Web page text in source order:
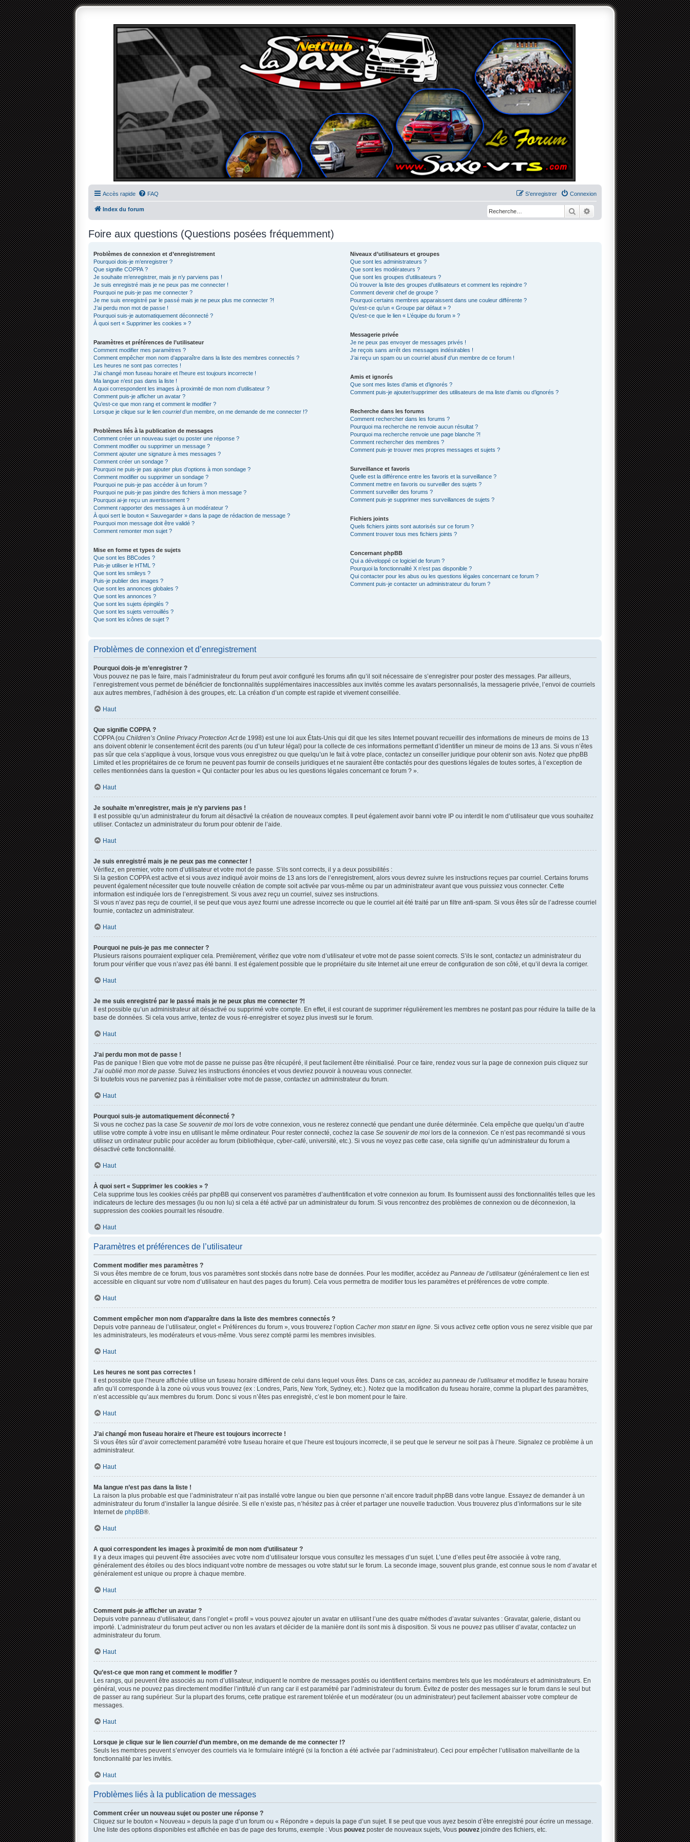
Accès rapide FAQ Connexion
S’enregistrer
Index du forum RechercherRecherche avancée
Foire aux questions (Questions posées fréquemment)
Problèmes de connexion et d’enregistrement
Pourquoi dois-je m’enregistrer ?
Que signifie COPPA ?
Je souhaite m’enregistrer, mais je n’y parviens pas !
Je suis enregistré mais je ne peux pas me connecter !
Pourquoi ne puis-je pas me connecter ?
Je me suis enregistré par le passé mais je ne peux plus me connecter ?!
J’ai perdu mon mot de passe !
Pourquoi suis-je automatiquement déconnecté ?
À quoi sert « Supprimer les cookies » ?
Paramètres et préférences de l’utilisateur
Comment modifier mes paramètres ?
Comment empêcher mon nom d’apparaître dans la liste des membres connectés ?
Les heures ne sont pas correctes !
J’ai changé mon fuseau horaire et l’heure est toujours incorrecte !
Ma langue n’est pas dans la liste !
A quoi correspondent les images à proximité de mon nom d’utilisateur ?
Comment puis-je afficher un avatar ?
Qu’est-ce que mon rang et comment le modifier ?
Lorsque je clique sur le lien courrield’un membre, on me demande de me connecter !?
Problèmes liés à la publication de messages
Comment créer un nouveau sujet ou poster une réponse ?
Comment modifier ou supprimer un message ?
Comment ajouter une signature à mes messages ?
Comment créer un sondage ?
Pourquoi ne puis-je pas ajouter plus d’options à mon sondage ?
Comment modifier ou supprimer un sondage ?
Pourquoi ne puis-je pas accéder à un forum ?
Pourquoi ne puis-je pas joindre des fichiers à mon message ?
Pourquoi ai-je reçu un avertissement ?
Comment rapporter des messages à un modérateur ?
À quoi sert le bouton « Sauvegarder » dans la page de rédaction de message ?
Pourquoi mon message doit être validé ?
Comment remonter mon sujet ?
Mise en forme et types de sujets
Que sont les BBCodes ?
Puis-je utiliser le HTML ?
Que sont les smileys ?
Puis-je publier des images ?
Que sont les annonces globales ?
Que sont les annonces ?
Que sont les sujets épinglés ?
Que sont les sujets verrouillés ?
Que sont les icônes de sujet ?
Niveaux d’utilisateurs et groupes
Que sont les administrateurs ?
Que sont les modérateurs ?
Que sont les groupes d’utilisateurs ?
Où trouver la liste des groupes d’utilisateurs et comment les rejoindre ?
Comment devenir chef de groupe ?
Pourquoi certains membres apparaissent dans une couleur différente ?
Qu’est-ce qu’un « Groupe par défaut » ?
Qu’est-ce que le lien « L’équipe du forum » ?
Messagerie privée
Je ne peux pas envoyer de messages privés !
Je reçois sans arrêt des messages indésirables !
J’ai reçu un spam ou un courriel abusif d’un membre de ce forum !
Amis et ignorés
Que sont mes listes d’amis et d’ignorés ?
Comment puis-je ajouter/supprimer des utilisateurs de ma liste d’amis ou d’ignorés ?
Recherche dans les forums
Comment rechercher dans les forums ?
Pourquoi ma recherche ne renvoie aucun résultat ?
Pourquoi ma recherche renvoie une page blanche ?!
Comment rechercher des membres ?
Comment puis-je trouver mes propres messages et sujets ?
Surveillance et favoris
Quelle est la différence entre les favoris et la surveillance ?
Comment mettre en favoris ou surveiller des sujets ?
Comment surveiller des forums ?
Comment puis-je supprimer mes surveillances de sujets ?
Fichiers joints
Quels fichiers joints sont autorisés sur ce forum ?
Comment trouver tous mes fichiers joints ?
Concernant phpBB
Qui a développé ce logiciel de forum ?
Pourquoi la fonctionnalité X n’est pas disponible ?
Qui contacter pour les abus ou les questions légales concernant ce forum ?
Comment puis-je contacter un administrateur du forum ?
Problèmes de connexion et d’enregistrement
Pourquoi dois-je m’enregistrer ?
Vous pouvez ne pas le faire, mais l’administrateur du forum peut avoir configuré les forums afin qu’il soit nécessaire de s’enregistrer pour poster des messages. Par ailleurs,
l’enregistrement vous permet de bénéficier de fonctionnalités supplémentaires inaccessibles aux invités comme les avatars personnalisés, la messagerie privée, l’envoi de courriels
aux autres membres, l’adhésion à des groupes, etc. La création d’un compte est rapide et vivement conseillée.
Haut
Que signifie COPPA ?
COPPA (ou Children’s Online Privacy Protection Actde 1998) est une loi aux États-Unis qui dit que les sites Internet pouvant recueillir des informations de mineurs de moins de 13
ans doivent obtenir le consentement écrit des parents (ou d’un tuteur légal) pour la collecte de ces informations permettant d’identifier un mineur de moins de 13 ans. Si vous n’êtes
pas sûr que cela s’applique à vous, lorsque vous vous enregistrez ou que quelqu’un le fait à votre place, contactez un conseiller juridique pour obtenir son avis. Notez que phpBB
Limited et les propriétaires de ce forum ne peuvent pas fournir de conseils juridiques et ne sauraient être contactés pour des questions légales de toutes sortes, à l’exception de
celles mentionnées dans la question « Qui contacter pour les abus ou les questions légales concernant ce forum ? ».
Haut
Je souhaite m’enregistrer, mais je n’y parviens pas !
Il est possible qu’un administrateur du forum ait désactivé la création de nouveaux comptes. Il peut également avoir banni votre IP ou interdit le nom d’utilisateur que vous souhaitez
utiliser. Contactez un administrateur du forum pour obtenir de l’aide.
Haut
Je suis enregistré mais je ne peux pas me connecter !
Vérifiez, en premier, votre nom d’utilisateur et votre mot de passe. S’ils sont corrects, il y a deux possibilités :
Si la gestion COPPA est active et si vous avez indiqué avoir moins de 13 ans lors de l’enregistrement, alors vous devrez suivre les instructions reçues par courriel. Certains forums
peuvent également nécessiter que toute nouvelle création de compte soit activée par vous-même ou par un administrateur avant que vous puissiez vous connecter. Cette
information est indiquée lors de l’enregistrement. Si vous avez reçu un courriel, suivez ses instructions.
Si vous n’avez pas reçu de courriel, il se peut que vous ayez fourni une adresse incorrecte ou que le courriel ait été traité par un filtre anti-spam. Si vous êtes sûr de l’adresse courriel
fournie, contactez un administrateur.
Haut
Pourquoi ne puis-je pas me connecter ?
Plusieurs raisons pourraient expliquer cela. Premièrement, vérifiez que votre nom d’utilisateur et votre mot de passe soient corrects. S’ils le sont, contactez un administrateur du
forum pour vérifier que vous n’avez pas été banni. Il est également possible que le propriétaire du site Internet ait une erreur de configuration de son côté, et qu’il devra la corriger.
Haut
Je me suis enregistré par le passé mais je ne peux plus me connecter ?!
Il est possible qu’un administrateur ait désactivé ou supprimé votre compte. En effet, il est courant de supprimer régulièrement les membres ne postant pas pour réduire la taille de la
base de données. Si cela vous arrive, tentez de vous ré-enregistrer et soyez plus investi sur le forum.
Haut
J’ai perdu mon mot de passe !
Pas de panique ! Bien que votre mot de passe ne puisse pas être récupéré, il peut facilement être réinitialisé. Pour ce faire, rendez vous sur la page de connexion puis cliquez sur
J’ai oublié mon mot de passe. Suivez les instructions énoncées et vous devriez pouvoir à nouveau vous connecter.
Si toutefois vous ne parveniez pas à réinitialiser votre mot de passe, contactez un administrateur du forum.
Haut
Pourquoi suis-je automatiquement déconnecté ?
Si vous ne cochez pas la case Se souvenir de moi lors de votre connexion, vous ne resterez connecté que pendant une durée déterminée. Cela empêche que quelqu’un d’autre
utilise votre compte à votre insu en utilisant le même ordinateur. Pour rester connecté, cochez la case Se souvenir de moi lors de la connexion. Ce n’est pas recommandé si vous
utilisez un ordinateur public pour accéder au forum (bibliothèque, cyber-café, université, etc.). Si vous ne voyez pas cette case, cela signifie qu’un administrateur du forum a
désactivé cette fonctionnalité.
Haut
À quoi sert « Supprimer les cookies » ?
Cela supprime tous les cookies créés par phpBB qui conservent vos paramètres d’authentification et votre connexion au forum. Ils fournissent aussi des fonctionnalités telles que les
indicateurs de lecture des messages (lu ou non lu) si cela a été activé par un administrateur du forum. Si vous rencontrez des problèmes de connexion ou de déconnexion, la
suppression des cookies pourrait les résoudre.
Haut
Paramètres et préférences de l’utilisateur
Comment modifier mes paramètres ?
Si vous êtes membre de ce forum, tous vos paramètres sont stockés dans notre base de données. Pour les modifier, accédez au Panneau de l’utilisateur(généralement ce lien est
accessible en cliquant sur votre nom d’utilisateur en haut des pages du forum). Cela vous permettra de modifier tous les paramètres et préférences de votre compte.
Haut
Comment empêcher mon nom d’apparaître dans la liste des membres connectés ?
Depuis votre panneau de l’utilisateur, onglet « Préférences du forum », vous trouverez l’option Cacher mon statut en ligne. Si vous activez cette option vous ne serez visible que par
les administrateurs, les modérateurs et vous-même. Vous serez compté parmi les membres invisibles.
Haut
Les heures ne sont pas correctes !
Il est possible que l’heure affichée utilise un fuseau horaire différent de celui dans lequel vous êtes. Dans ce cas, accédez au panneau de l’utilisateuret modifiez le fuseau horaire
afin qu’il corresponde à la zone où vous vous trouvez (ex : Londres, Paris, New York, Sydney, etc.). Notez que la modification du fuseau horaire, comme la plupart des paramètres,
n’est accessible qu’aux membres du forum. Donc si vous n’êtes pas enregistré, c’est le bon moment pour le faire.
Haut
J’ai changé mon fuseau horaire et l’heure est toujours incorrecte !
Si vous êtes sûr d’avoir correctement paramétré votre fuseau horaire et que l’heure est toujours incorrecte, il se peut que le serveur ne soit pas à l’heure. Signalez ce problème à un
administrateur.
Haut
Ma langue n’est pas dans la liste !
La raison la plus probable est que l’administrateur n’ait pas installé votre langue ou bien que personne n’ait encore traduit phpBB dans votre langue. Essayez de demander à un
administrateur du forum d’installer la langue désirée. Si elle n’existe pas, n’hésitez pas à créer et partager une nouvelle traduction. Vous trouverez plus d’informations sur le site
Internet de phpBB®.
Haut
A quoi correspondent les images à proximité de mon nom d’utilisateur ?
Il y a deux images qui peuvent être associées avec votre nom d’utilisateur lorsque vous consultez les messages d’un sujet. L’une d’elles peut être associée à votre rang,
généralement des étoiles ou des blocs indiquant votre nombre de messages ou votre statut sur le forum. La seconde image, souvent plus grande, est connue sous le nom d’avatar et
généralement est unique ou propre à chaque membre.
Haut
Comment puis-je afficher un avatar ?
Depuis votre panneau d’utilisateur, dans l’onglet « profil » vous pouvez ajouter un avatar en utilisant l’une des quatre méthodes d’avatar suivantes : Gravatar, galerie, distant ou
importé. L’administrateur du forum peut activer ou non les avatars et décider de la manière dont ils sont mis à disposition. Si vous ne pouvez pas utiliser d’avatar, contactez un
administrateur du forum.
Haut
Qu’est-ce que mon rang et comment le modifier ?
Les rangs, qui peuvent être associés au nom d’utilisateur, indiquent le nombre de messages postés ou identifient certains membres tels que les modérateurs et administrateurs. En
général, vous ne pouvez pas directement modifier l’intitulé d’un rang car il est paramétré par l’administrateur du forum. Évitez de poster des messages sur le forum dans le seul but
de passer au rang supérieur. Sur la plupart des forums, cette pratique est rarement tolérée et un modérateur (ou un administrateur) peut facilement abaisser votre compteur de
messages.
Haut
Lorsque je clique sur le lien courrield’un membre, on me demande de me connecter !?
Seuls les membres peuvent s’envoyer des courriels via le formulaire intégré (si la fonction a été activée par l’administrateur). Ceci pour empêcher l’utilisation malveillante de la
fonctionnalité par les invités.
Haut
Problèmes liés à la publication de messages
Comment créer un nouveau sujet ou poster une réponse ?
Cliquez sur le bouton « Nouveau » depuis la page d’un forum ou « Répondre » depuis la page d’un sujet. Il se peut que vous ayez besoin d’être enregistré pour écrire un message.
Une liste des options disponibles est affichée en bas de page des forums, exemple : Vous pouvez poster de nouveaux sujets, Vous pouvez joindre des fichiers, etc.